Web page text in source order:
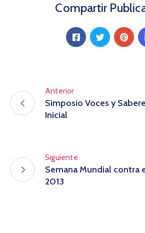
Compartir
Anterior
Simposio Voces y
Inicial
Siguiente
Semana Mundial contra
2013